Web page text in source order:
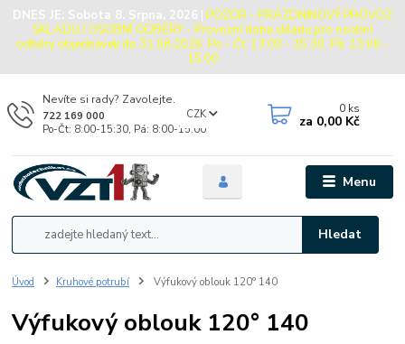
DNES JE: Sobota 8. Srpna, 2026 | POZOR - PRÁZDNINOVÝ PROVOZ
SKLADU / OSOBNÍ ODBĚRY - Provozní doba skladu pro osobní
odběry objednávek do 31.08.2026: Po - Čt: 13:00 - 15:30, Pá: 13:00 -
15:00
Menu
CZK
Hledat
Nevíte si rady? Zavolejte.
722 169 000
Po-Čt: 8:00-15:30, Pá: 8:00-15:00
0 ks
za 0,00 Kč
Úvod Kruhové potrubí Výfukový oblouk 120° 140
Výfukový oblouk 120° 140